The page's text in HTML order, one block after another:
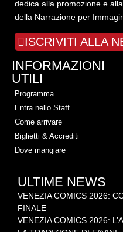
dedica alla promozione e
della Narrazione per
ISCRIVITI ALLA
INFORMAZIONI
UTILI
Programma
Entra nello Staff
Come arrivare
Biglietti & Accrediti
Dove mangiare
ULTIME NEWS
VENEZIA COMICS 2026:
FINALE
VENEZIA COMICS 2026: